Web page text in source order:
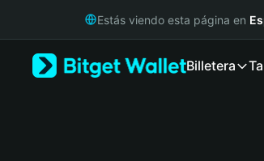
Русский
Estás viendo esta página en
Billetera